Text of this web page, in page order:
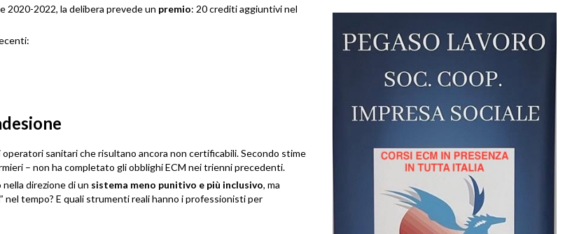
2020-2022, la delibera prevede un premio: 20 crediti aggiuntivi nel
sanitari che risultano ancora non certificabili. Secondo stime
– non ha completato gli obblighi ECM nei trienni precedenti.
direzione di un sistema meno punitivo e più inclusivo, ma
tempo? E quali strumenti reali hanno i professionisti per